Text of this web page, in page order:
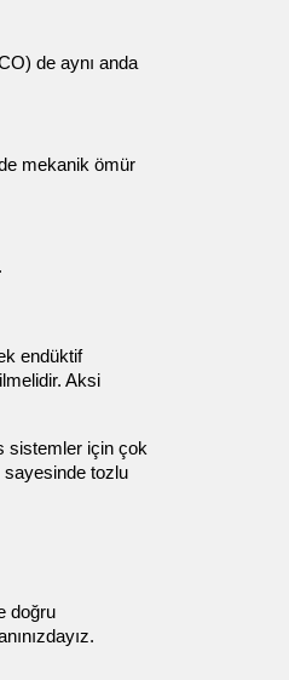
de aynı anda
mekanik ömür
endüktif
Aksi
sistemler için çok
sayesinde tozlu
doğru